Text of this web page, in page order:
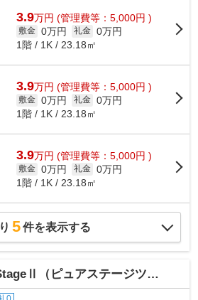
3.9万円 (管理費等：5,000円 )
敷金 0万円 礼金 0万円
1階 / 1K / 23.18㎡
3.9万円 (管理費等：5,000円 )
敷金 0万円 礼金 0万円
1階 / 1K / 23.18㎡
3.9万円 (管理費等：5,000円 )
敷金 0万円 礼金 0万円
1階 / 1K / 23.18㎡
5件を表示する
（ピュアステージツー）